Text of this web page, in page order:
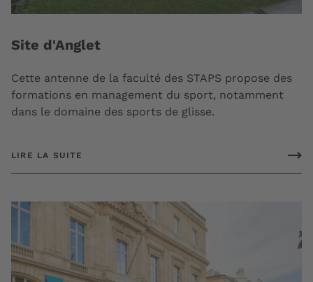
Site d'Anglet
Cette antenne de la faculté des STAPS propose des
formations en management du sport, notamment
dans le domaine des sports de glisse.
LIRE LA SUITE